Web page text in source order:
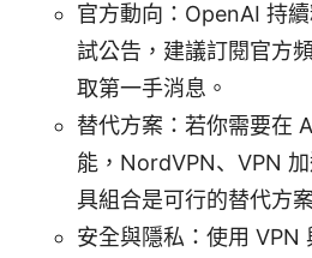
官方動向：OpenAI 持
試公告，建議訂閱官方
取第一手消息。
替代方案：若你需要在
能，NordVPN、VPN
具組合是可行的替代方
安全與隱私：使用 VPN